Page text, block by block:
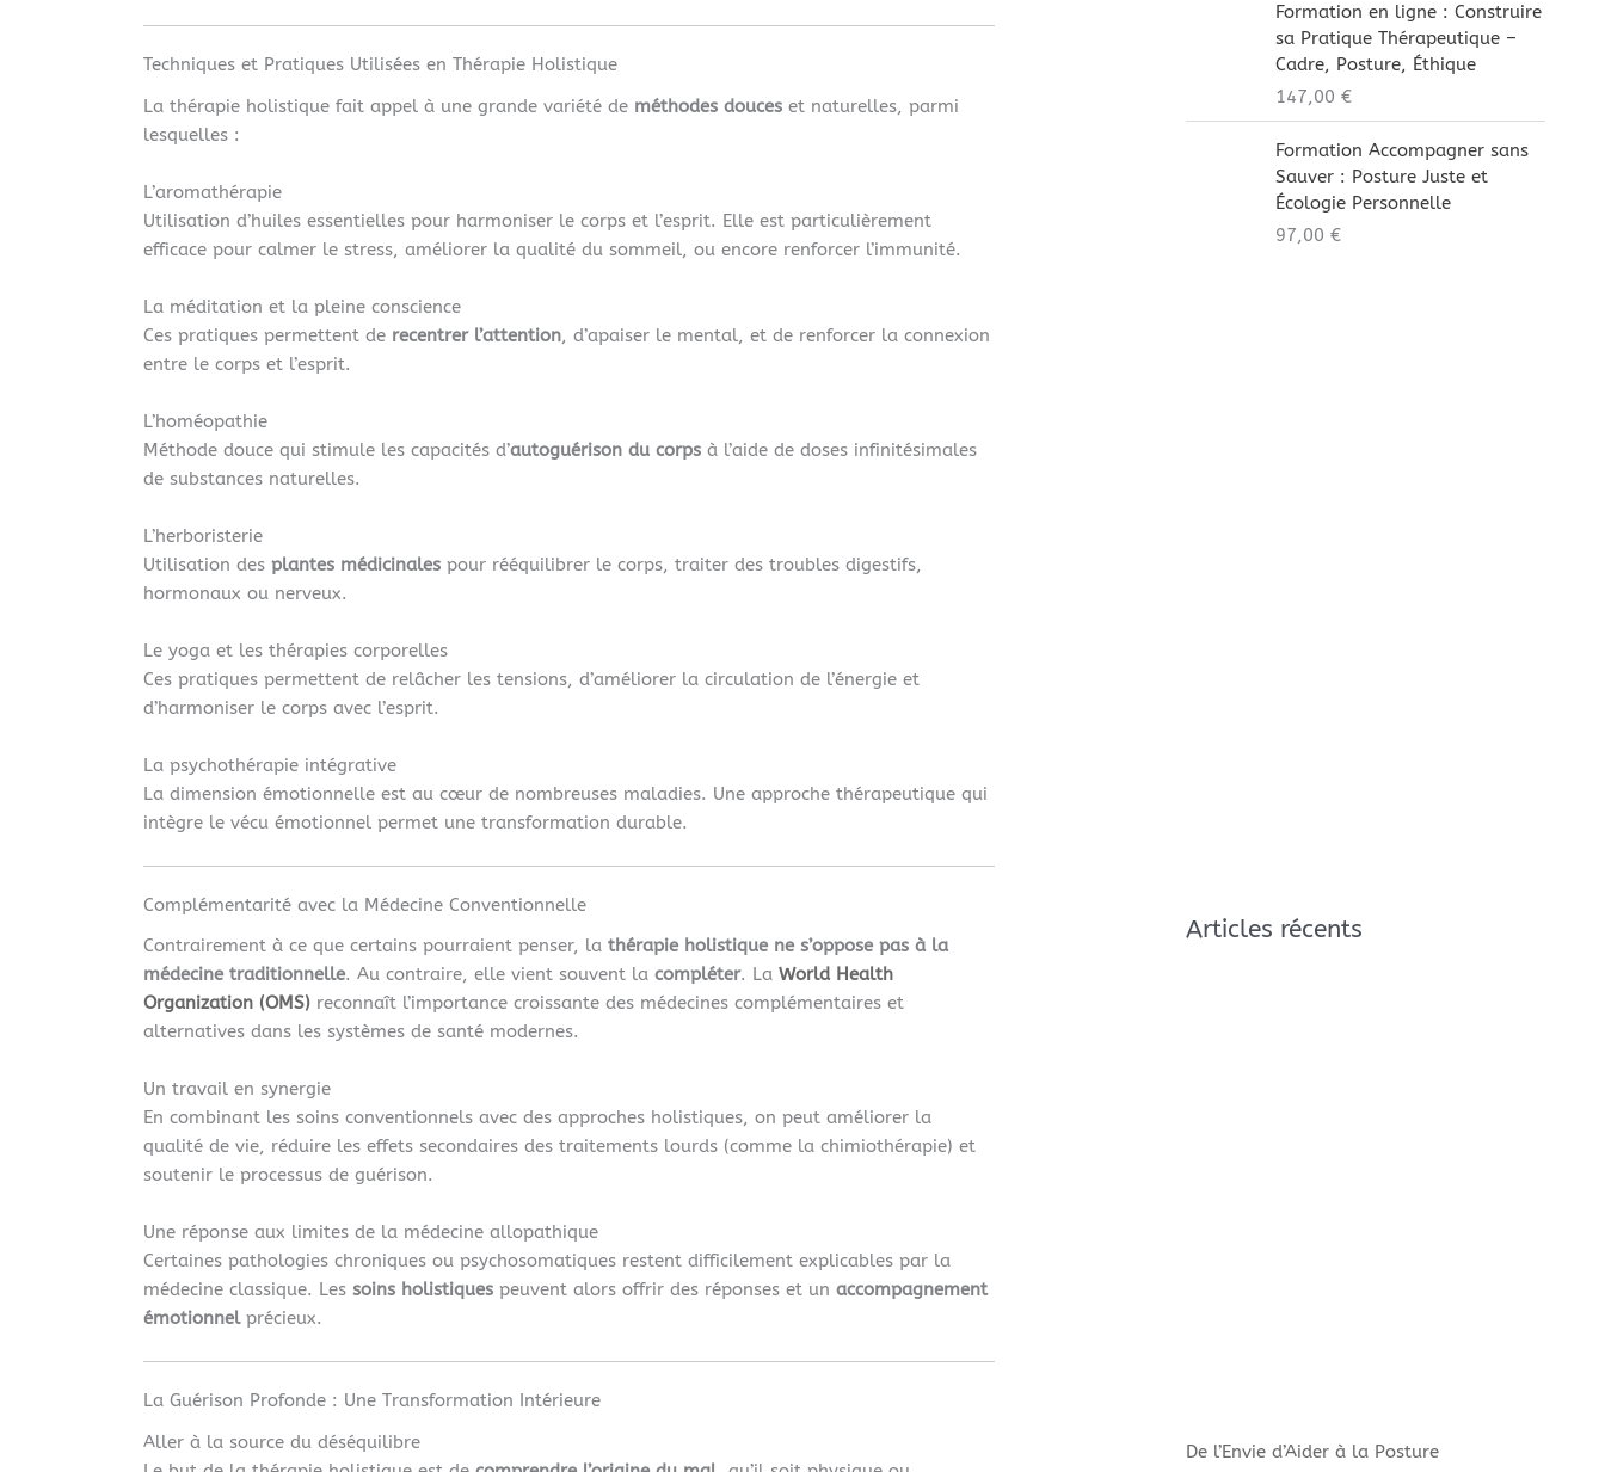
Techniques et Pratiques Utilisées en Thérapie Holistique
La thérapie holistique fait appel à une grande variété de méthodes douces et naturelles, parmi
lesquelles :
L’aromathérapie
Utilisation d’huiles essentielles pour harmoniser le corps et l’esprit. Elle est particulièrement
efficace pour calmer le stress, améliorer la qualité du sommeil, ou encore renforcer l’immunité.
La méditation et la pleine conscience
Ces pratiques permettent de recentrer l’attention, d’apaiser le mental, et de renforcer la connexion
entre le corps et l’esprit.
L’homéopathie
Méthode douce qui stimule les capacités d’autoguérison du corps à l’aide de doses infinitésimales
de substances naturelles.
L’herboristerie
Utilisation desplantes médicinales pour rééquilibrer le corps, traiter des troubles digestifs,
hormonaux ou nerveux.
Le yoga et les thérapies corporelles
Ces pratiques permettent de relâcher les tensions, d’améliorer la circulation de l’énergie et
d’harmoniser le corps avec l’esprit.
La psychothérapie intégrative
La dimension émotionnelle est au cœur de nombreuses maladies. Une approche thérapeutique qui
intègre le vécu émotionnel permet une transformation durable.
Complémentarité avec la Médecine Conventionnelle
Contrairement à ce que certains pourraient penser, lathérapie holistique ne s’oppose pas à la
médecine traditionnelle. Au contraire, elle vient souvent lacompléter. LaWorld Health
Organization (OMS) reconnaît l’importance croissante des médecines complémentaires et
alternatives dans les systèmes de santé modernes.
Un travail en synergie
En combinant les soins conventionnels avec des approches holistiques, on peut améliorer la
qualité de vie, réduire les effets secondaires des traitements lourds (comme la chimiothérapie) et
soutenir le processus de guérison.
Une réponse aux limites de la médecine allopathique
Certaines pathologies chroniques ou psychosomatiques restent difficilement explicables par la
médecine classique. Lessoins holistiques peuvent alors offrir des réponses et unaccompagnement
émotionnelprécieux.
La Guérison Profonde : Une Transformation Intérieure
Aller à la source du déséquilibre
Formation en ligne : Construire
sa Pratique Thérapeutique –
Cadre, Posture, Éthique
147,00 €
Formation Accompagner sans
Sauver : Posture Juste et
Écologie Personnelle
97,00 €
Articles récents
De l’Envie d’Aider à la Posture